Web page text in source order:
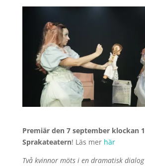
Premiär den 7 september klockan
Sprakateatern! Läs mer här
Två kvinnor möts i en dramatisk